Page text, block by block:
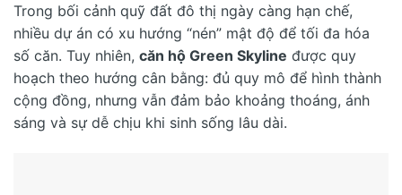
Trong bối cảnh quỹ đất đô thị ngày càng hạn chế,
nhiều dự án có xu hướng “nén” mật độ để tối đa hóa
số căn. Tuy nhiên, căn hộ Green Skyline được quy
hoạch theo hướng cân bằng: đủ quy mô để hình thành
cộng đồng, nhưng vẫn đảm bảo khoảng thoáng, ánh
sáng và sự dễ chịu khi sinh sống lâu dài.